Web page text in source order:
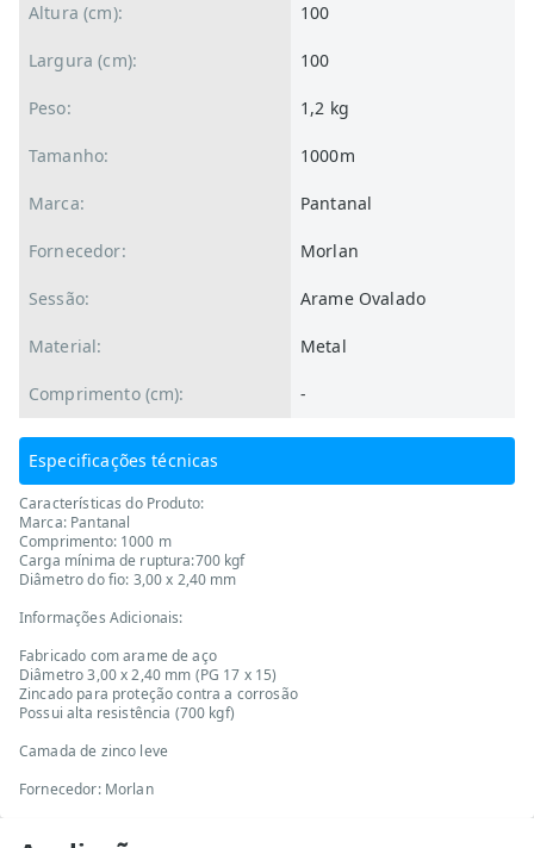
Altura (cm): 100
Largura (cm): 100
Peso: 1,2 kg
Tamanho: 1000m
Marca: Pantanal
Fornecedor: Morlan
Sessão: Arame Ovalado
Material: Metal
Comprimento (cm): -
Especificações técnicas
Características do Produto:
Marca: Pantanal
Comprimento: 1000 m
Carga mínima de ruptura:700 kgf
Diâmetro do fio: 3,00 x 2,40 mm
Informações Adicionais:
Fabricado com arame de aço
Diâmetro 3,00 x 2,40 mm (PG 17 x 15)
Zincado para proteção contra a corrosão
Possui alta resistência (700 kgf)
Camada de zinco leve
Fornecedor: Morlan